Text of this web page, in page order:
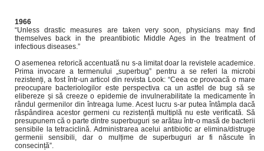
1966
“Unless drastic measures are taken very soon, physicians may find
themselves back in the preantibiotic Middle Ages in the treatment of
infectious diseases.”
O asemenea retorică accentuată nu s-a limitat doar la revistele academice.
Prima invocare a termenului „superbug” pentru a se referi la microbi
rezistenți, a fost într-un articol din revista Look: “Ceea ce provoacă o mare
preocupare bacteriologilor este perspectiva ca un astfel de bug să se
elibereze și să creeze o epidemie de invulnerabilitate la medicamente în
rândul germenilor din întreaga lume. Acest lucru s-ar putea întâmpla dacă
răspândirea acestor germeni cu rezistență multiplă nu este verificată. Să
presupunem că o parte dintre superbuguri se arătau într-o masă de bacterii
sensibile la tetraciclină. Administrarea acelui antibiotic ar elimina/distruge
germenii sensibili, dar o mulțime de superbuguri ar fi născute în
consecință”.